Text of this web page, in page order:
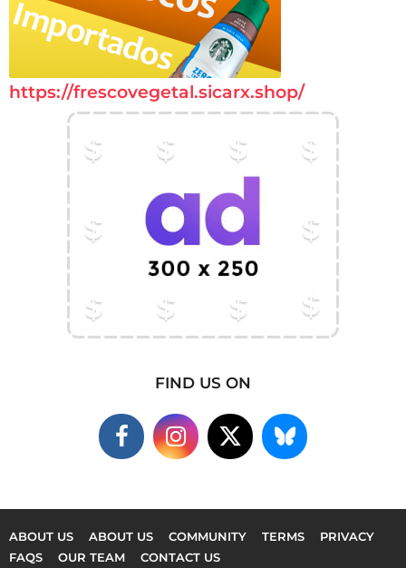
https://frescovegetal.sicarx.shop/
FIND US ON
ABOUT US ABOUT US COMMUNITY TERMS
PRIVACY
FAQS
OUR TEAM CONTACT US